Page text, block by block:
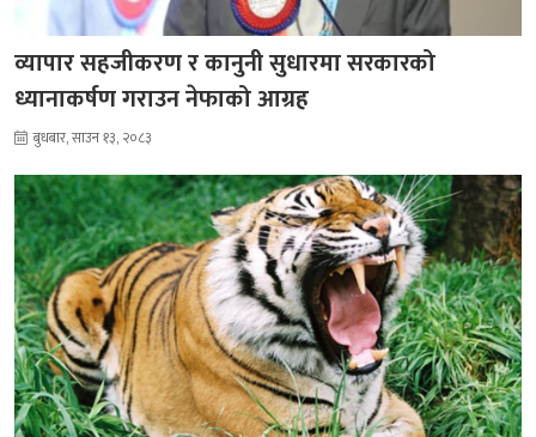
व्यापार सहजीकरण र कानुनी सुधारमा सरकारको
ध्यानाकर्षण गराउन नेफाको आग्रह
बुधबार, साउन १३, २०८३